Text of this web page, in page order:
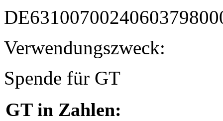
Verwendungszweck:
Spende für GT
GT in Zahlen: